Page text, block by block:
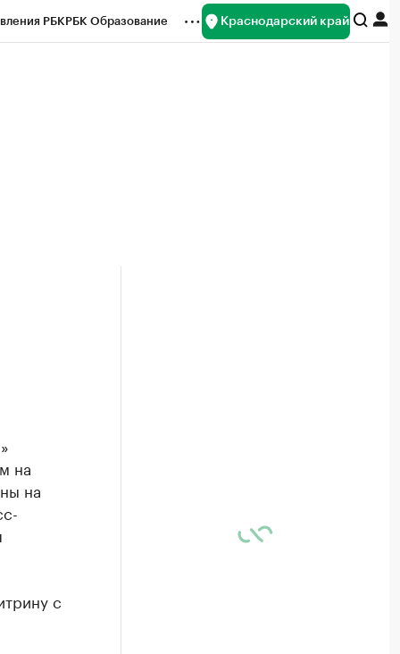
РБКРБК Образование Краснодарский край
на
на
с